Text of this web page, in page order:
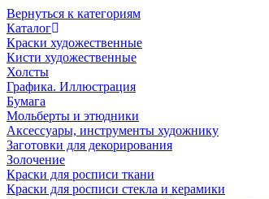
Вернуться к категориям
Каталог
Краски художественные
Кисти художественные
Холсты
Графика. Иллюстрация
Бумага
Мольберты и этюдники
Аксессуары, инструменты художнику
Заготовки для декорирования
Золочение
Краски для росписи ткани
Краски для росписи стекла и керамики